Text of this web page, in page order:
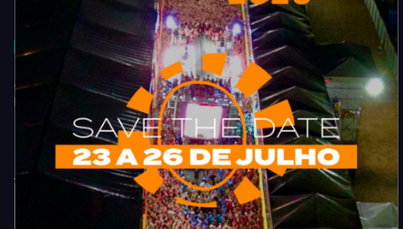
Acompanhe todas as novidades do entretenimento na região de
Fortaleza. Dicas, promoções, coberturas exclusivas e muito mais.